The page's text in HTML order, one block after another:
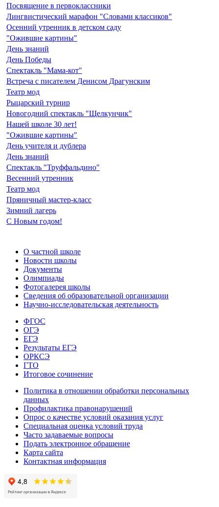
Посвящение в первоклассники
Лингвистический марафон "Словами классиков"
Осенний утренник в детском саду
"Ожившие картины"
День знаний
День Победы
Спектакль "Мама-кот"
Встреча с писателем Денисом Драгунским
Театр мод
Рыцарский турнир
Новогодний спектакль "Щелкунчик"
Нашей школе 30 лет!
"Ожившие картины"
День учителя и дублера
День знаний
Спектакль "Труффальдино"
Весенний утренник
Театр мод
Пряничный мастер-класс
Зимний лагерь
С Новым годом!
О частной школе
Новости школы
Документы
Олимпиады
Фотогалерея школы
Сведения об образовательной организации
Научно-исследовательская деятельность
ФГОС
ОГЭ
ЕГЭ
Результаты ЕГЭ
ОРКСЭ
ГТО
Итоговое сочинение
Политика в отношении обработки персональных
данных
Профилактика правонарушений
Опрос о качестве условий оказания услуг
Специальная оценка условий труда
Часто задаваемые вопросы
Подать электронное обращение
Карта сайта
Контактная информация